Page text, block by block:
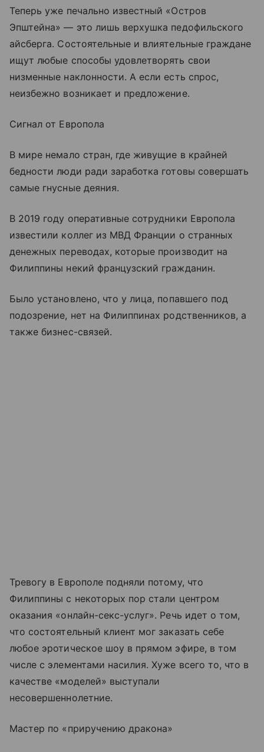
Теперь уже печально известный «Остров
Эпштейна» — это лишь верхушка педофильского
айсберга. Состоятельные и влиятельные граждане
ищут любые способы удовлетворять свои
низменные наклонности. А если есть спрос,
неизбежно возникает и предложение.
Сигнал от Европола
В мире немало стран, где живущие в крайней
бедности люди ради заработка готовы совершать
самые гнусные деяния.
В 2019 году оперативные сотрудники Европола
известили коллег из МВД Франции о странных
денежных переводах, которые производит на
Филиппины некий французский гражданин.
Было установлено, что у лица, попавшего под
подозрение, нет на Филиппинах родственников, а
также бизнес-связей.
Тревогу в Европоле подняли потому, что
Филиппины с некоторых пор стали центром
оказания «онлайн-секс-услуг». Речь идет о том,
что состоятельный клиент мог заказать себе
любое эротическое шоу в прямом эфире, в том
числе с элементами насилия. Хуже всего то, что в
качестве «моделей» выступали
несовершеннолетние.
Мастер по «приручению дракона»